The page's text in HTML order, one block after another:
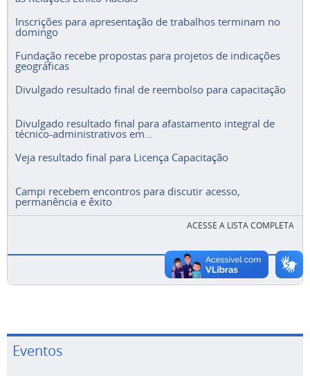
Inscrições para apresentação de trabalhos terminam no
domingo
Fundação recebe propostas para projetos de indicações
geográficas
Divulgado resultado final de reembolso para capacitação
Divulgado resultado final para afastamento integral de
técnico-administrativos em...
Veja resultado final para Licença Capacitação
Campi recebem encontros para discutir acesso,
permanência e êxito
ACESSE A LISTA COMPLETA
Eventos